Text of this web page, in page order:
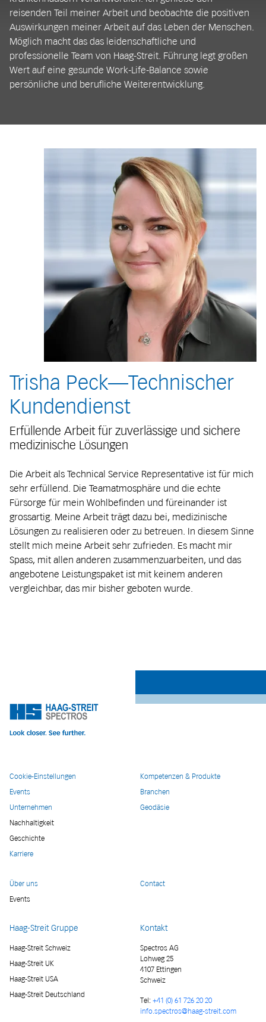
reisenden Teil meiner Arbeit und beobachte die positiven
Auswirkungen meiner Arbeit auf das Leben der Menschen.
Möglich macht das das leidenschaftliche und
professionelle Team von Haag-Streit. Führung legt großen
Wert auf eine gesunde Work-Life-Balance sowie
persönliche und berufliche Weiterentwicklung.
Trisha Peck—Technischer
Kundendienst
Erfüllende Arbeit für zuverlässige und sichere
medizinische Lösungen
Die Arbeit als Technical Service Representative ist für mich
sehr erfüllend. Die Teamatmosphäre und die echte
Fürsorge für mein Wohlbefinden und füreinander ist
grossartig. Meine Arbeit trägt dazu bei, medizinische
Lösungen zu realisieren oder zu betreuen. In diesem Sinne
stellt mich meine Arbeit sehr zufrieden. Es macht mir
Spass, mit allen anderen zusammenzuarbeiten, und das
angebotene Leistungspaket ist mit keinem anderen
vergleichbar, das mir bisher geboten wurde.
Cookie-Einstellungen
Events
Unternehmen
Nachhaltigkeit
Geschichte
Karriere
Kompetenzen & Produkte
Branchen
Geodäsie
Über uns
Events
Contact
Haag-Streit Gruppe
Haag-Streit Schweiz
Haag-Streit UK
Haag-Streit USA
Haag-Streit Deutschland
Kontakt
Spectros AG
Lohweg 25
4107 Ettingen
Schweiz
Tel: +41 (0) 61 726 20 20
info.spectros@haag-streit.com